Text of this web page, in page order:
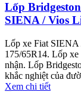
Lốp
SIENA / Vios
Lốp xe Fiat SIENA
175/65R14. Lốp
nhận. Lốp
khắc nghiệt của
Xem chi tiết